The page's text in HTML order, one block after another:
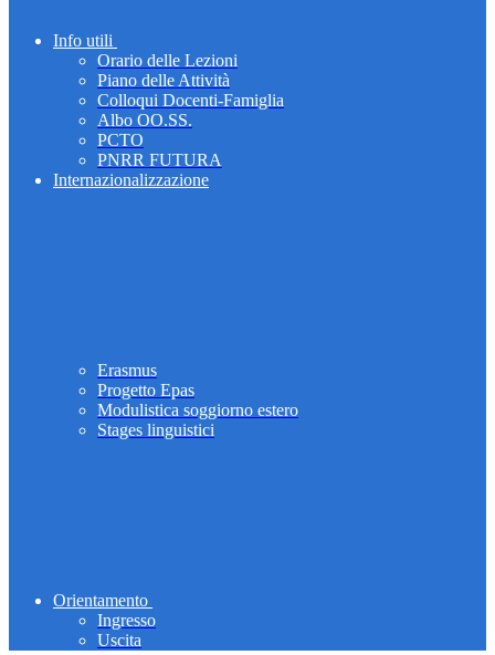
Info utili
Orario delle Lezioni
Piano delle Attività
Colloqui Docenti-Famiglia
Albo OO.SS.
PCTO
PNRR FUTURA
Internazionalizzazione
Erasmus
Progetto Epas
Modulistica soggiorno estero
Stages linguistici
Orientamento
Ingresso
Uscita